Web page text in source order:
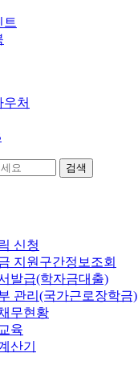
우처
검색
신청
지원구간정보조회
발급(학자금대출)
관리(국가근로장학금)
무현황
육
산기